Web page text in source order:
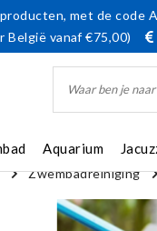
met de code
België vanaf €75,00)
Aquarium
Zwembadreiniging